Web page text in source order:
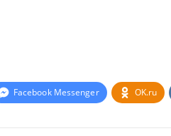
Facebook Messenger OK.ru